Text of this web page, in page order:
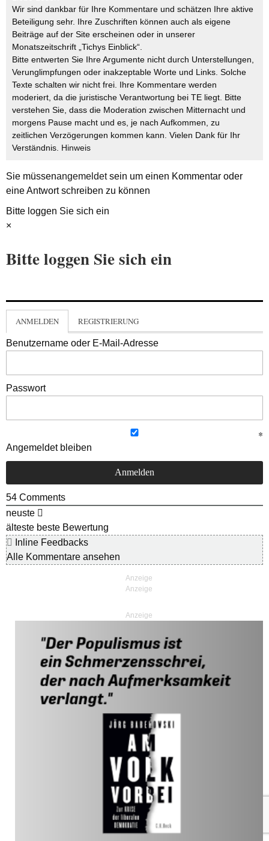
Wir sind dankbar für Ihre Kommentare und schätzen Ihre aktive
Beteiligung sehr. Ihre Zuschriften können auch als eigene
Beiträge auf der Site erscheinen oder in unserer
Monatszeitschrift „Tichys Einblick“.
Bitte entwerten Sie Ihre Argumente nicht durch Unterstellungen,
Verunglimpfungen oder inakzeptable Worte und Links. Solche
Texte schalten wir nicht frei. Ihre Kommentare werden
moderiert, da die juristische Verantwortung bei TE liegt. Bitte
verstehen Sie, dass die Moderation zwischen Mitternacht und
morgens Pause macht und es, je nach Aufkommen, zu
zeitlichen Verzögerungen kommen kann. Vielen Dank für Ihr
Verständnis. Hinweis
Sie müssenangemeldetsein um einen Kommentar oder
eine Antwort schreiben zu können
Bitte loggen Sie sich ein
×
Bitte loggen Sie sich ein
ANMELDEN REGISTRIERUNG
Benutzername oder E-Mail-Adresse
Passwort
Angemeldet bleiben
54 Comments
neuste
älteste beste Bewertung
Inline Feedbacks
Alle Kommentare ansehen
Anzeige